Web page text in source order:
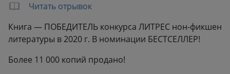
Читать отрывок
Книга — ПОБЕДИТЕЛЬ конкурса ЛИТРЕС нон-фикшен
литературы в 2020 г. В номинации БЕСТСЕЛЛЕР!
Более 11 000 копий продано!